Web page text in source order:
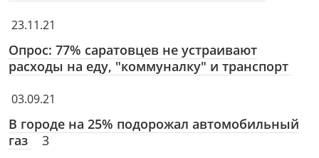
23.11.21
Опрос: 77% саратовцев не устраивают
расходы на еду, "коммуналку" и транспорт
03.09.21
В городе на 25% подорожал автомобильный
газ
3